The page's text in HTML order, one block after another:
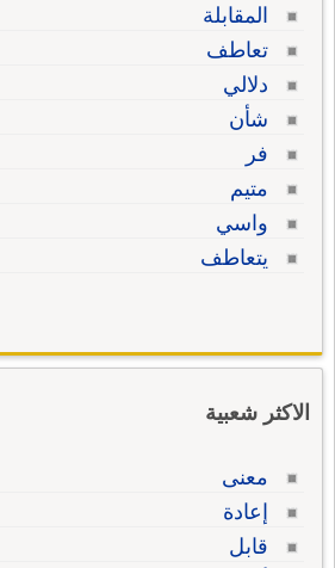
المقابلة
تعاطف
دلالي
شأن
فر
متيم
واسي
يتعاطف
الاكثر شعبية
معنى
إعادة
قابل